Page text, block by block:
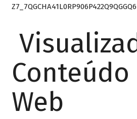
Z7_7QGCHA41L0RP906P422Q9QGGQ6
Conteúdo
Web